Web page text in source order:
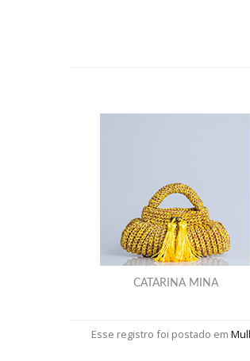
CATARINA MINA
Esse registro foi postado em